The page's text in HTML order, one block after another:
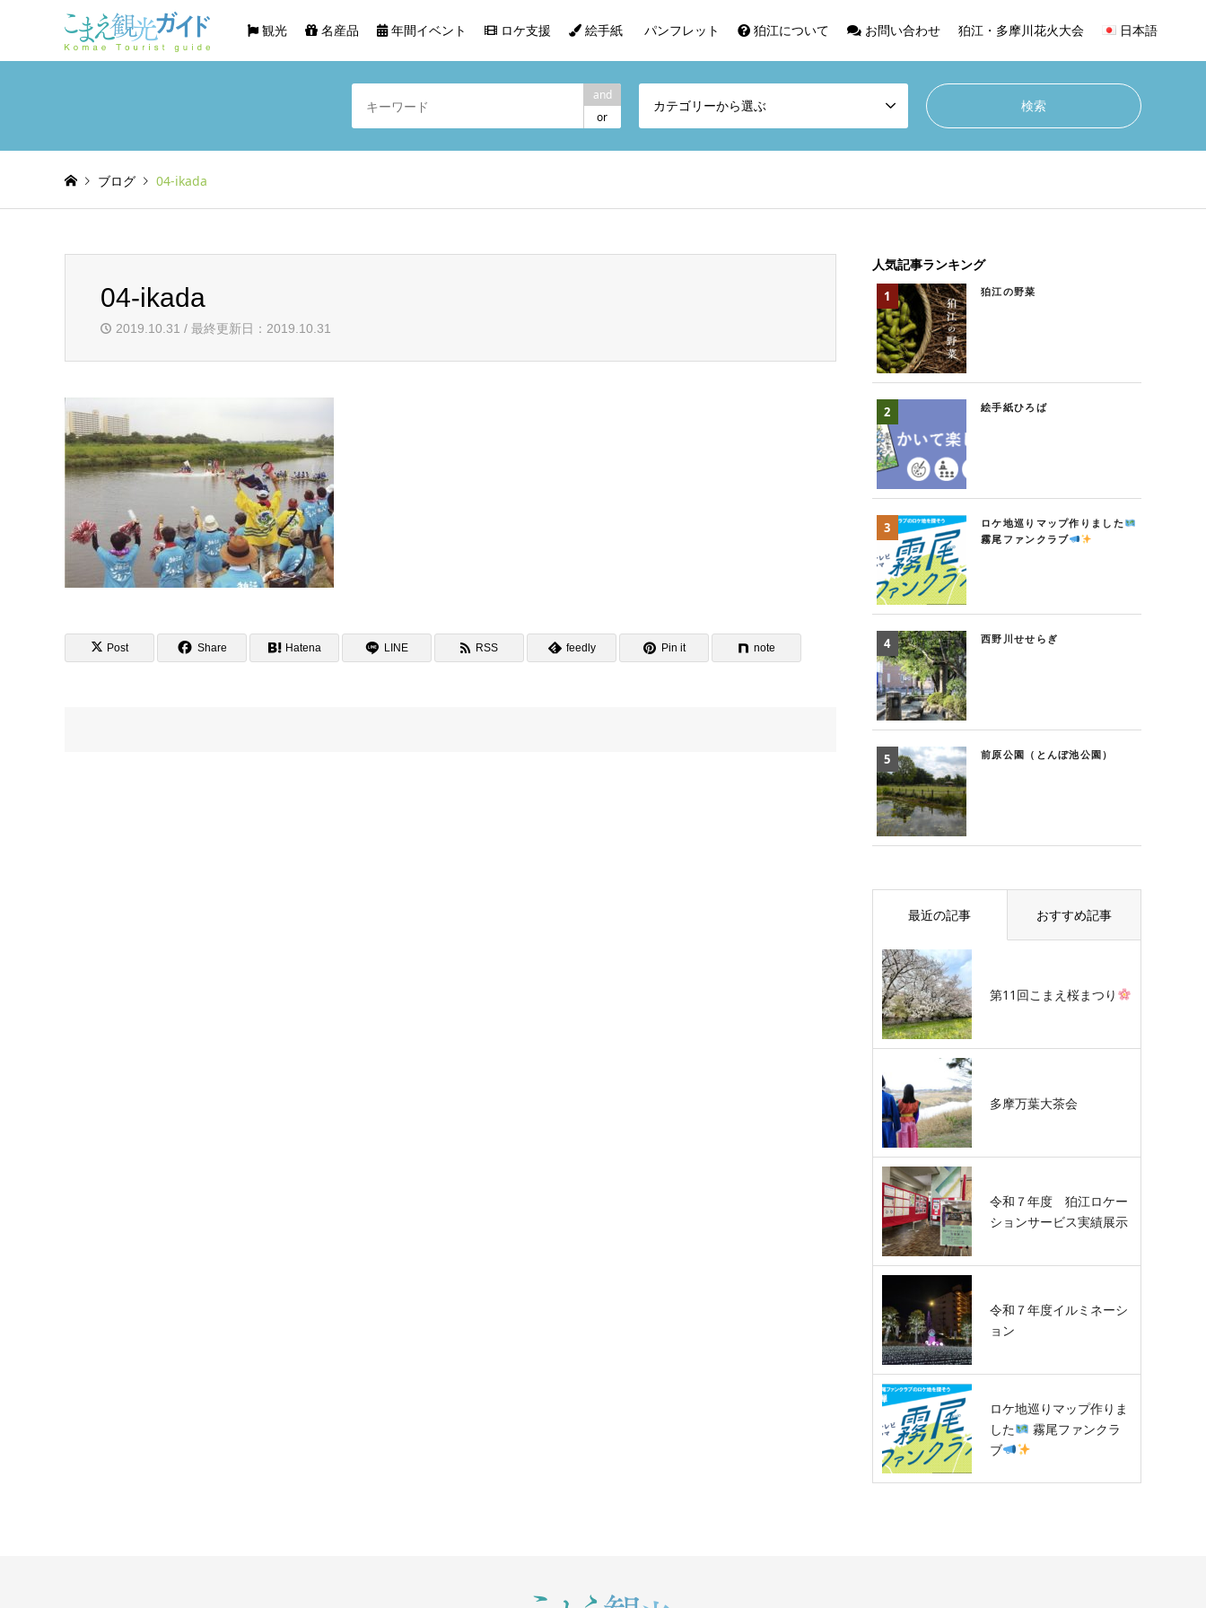
観光 名産品 年間イベント ロケ支援 絵手紙 パンフレット 狛江について お問い合わせ 狛江・多摩川花火大会 日本語
and
or
カテゴリーから選ぶ
ブログ 04-ikada
04-ikada
2019.10.31 / 最終更新日：2019.10.31
Post Share Hatena LINE RSS feedly Pin it note
人気記事ランキング
狛江の野菜
絵手紙ひろば
ロケ地巡りマップ作りました
霧尾ファンクラブ
西野川せせらぎ
前原公園（とんぼ池公園）
最近の記事 おすすめ記事
第11回こまえ桜まつり
多摩万葉大茶会
令和７年度 狛江ロケー
ションサービス実績展示
令和７年度イルミネーシ
ョン
ロケ地巡りマップ作りま
した
霧尾ファンクラ
ブ